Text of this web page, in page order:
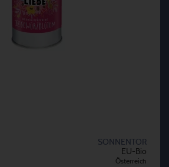
SONNENTOR
EU-Bio
Österreich